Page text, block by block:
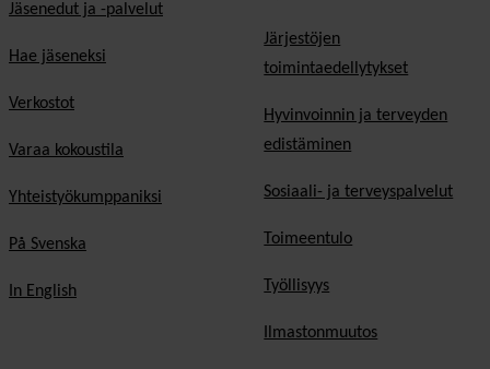
Jäsenedut ja -palvelut
Hae jäseneksi
Verkostot
Varaa kokoustila
Yhteistyökumppaniksi
På Svenska
In English
Järjestöjen
toimintaedellytykset
Hyvinvoinnin ja terveyden
edistäminen
Sosiaali- ja terveyspalvelut
Toimeentulo
Työllisyys
Ilmastonmuutos